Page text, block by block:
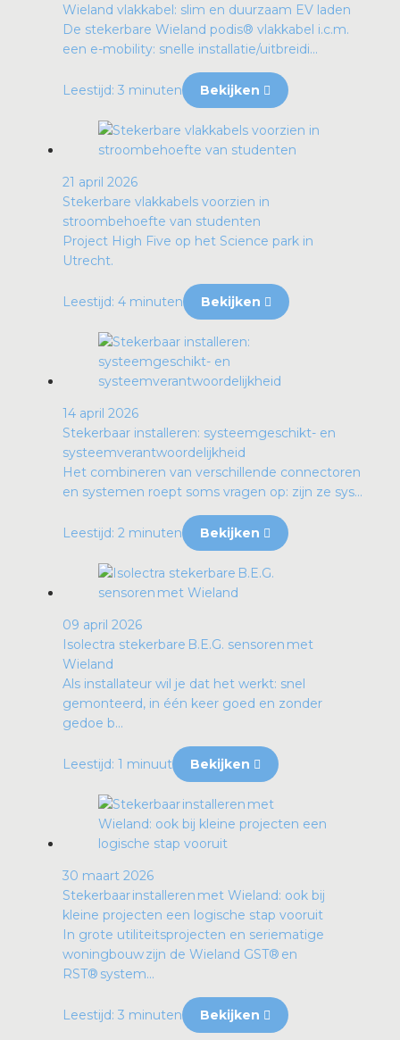
Wieland vlakkabel: slim en duurzaam EV laden
De stekerbare Wieland podis® vlakkabel i.c.m.
een e-mobility: snelle installatie/uitbreidi...
Leestijd: 3 minuten Bekijken
21 april 2026
Stekerbare vlakkabels voorzien in
stroombehoefte van studenten
Project High Five op het Science park in
Utrecht.
Leestijd: 4 minuten Bekijken
14 april 2026
Stekerbaar installeren: systeemgeschikt- en
systeemverantwoordelijkheid
Het combineren van verschillende connectoren
en systemen roept soms vragen op: zijn ze sys...
Leestijd: 2 minuten Bekijken
09 april 2026
Isolectra stekerbare B.E.G. sensoren met
Wieland
Als installateur wil je dat het werkt: snel
gemonteerd, in één keer goed en zonder
gedoe b...
Leestijd: 1 minuut Bekijken
30 maart 2026
Stekerbaar installeren met Wieland: ook bij
kleine projecten een logische stap vooruit
In grote utiliteitsprojecten en seriematige
woningbouw zijn de Wieland GST® en
RST® system...
Leestijd: 3 minuten Bekijken